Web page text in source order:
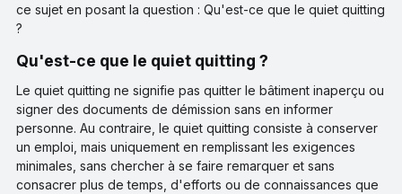
ce sujet en posant la question : Qu'est-ce que le quiet quitting
?
Qu'est-ce que le quiet quitting ?
Le quiet quitting ne signifie pas quitter le bâtiment inaperçu ou
signer des documents de démission sans en informer
personne. Au contraire, le quiet quitting consiste à conserver
un emploi, mais uniquement en remplissant les exigences
minimales, sans chercher à se faire remarquer et sans
consacrer plus de temps, d'efforts ou de connaissances que